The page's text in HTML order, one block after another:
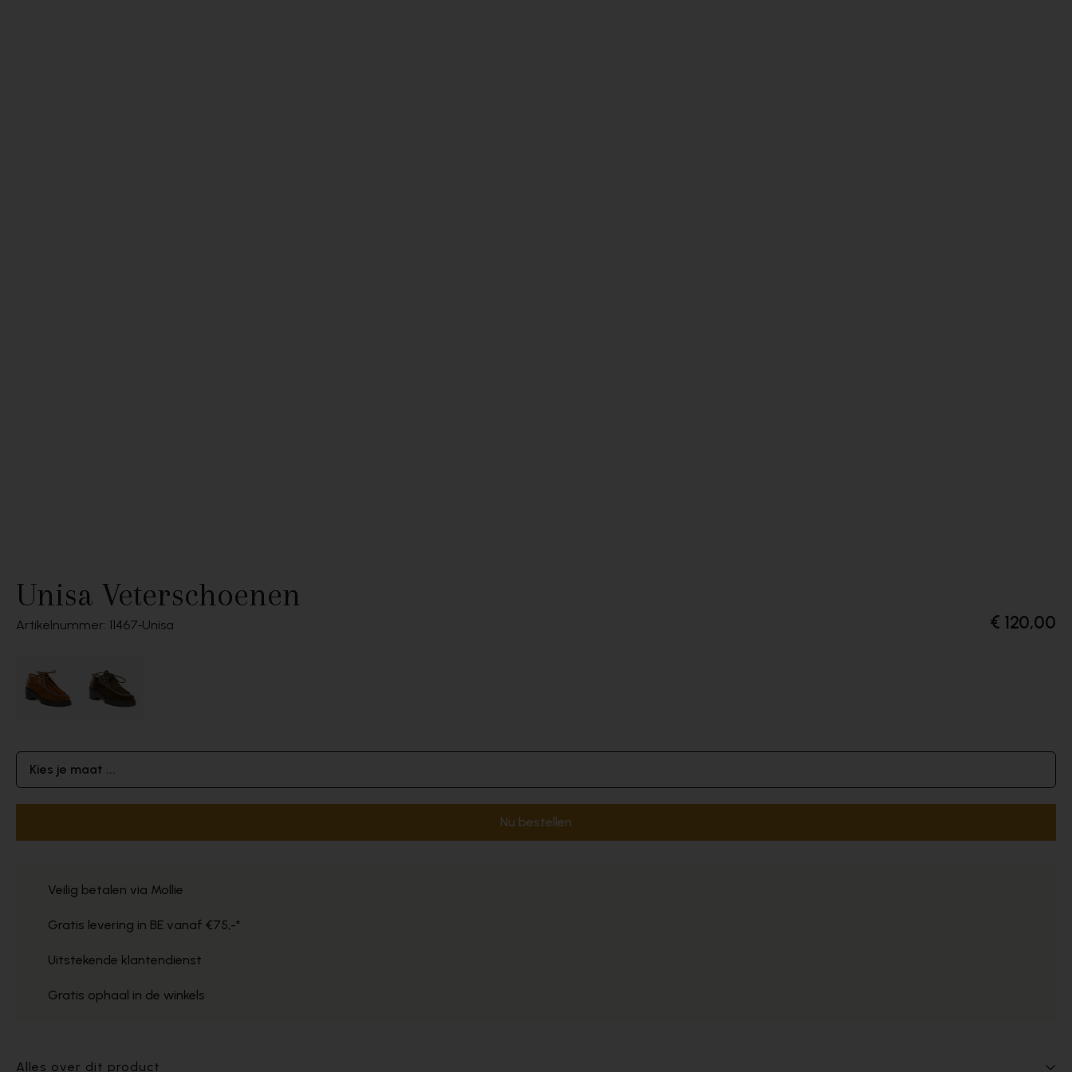
Unisa Veterschoenen
Artikelnummer: 11467 Unisa € 120,00
Kies je maat ...
Nu bestellen
Veilig betalen via Mollie
Gratis levering in BE vanaf €75,-*
Uitstekende klantendienst
Gratis ophaal in de winkels
Alles over dit product